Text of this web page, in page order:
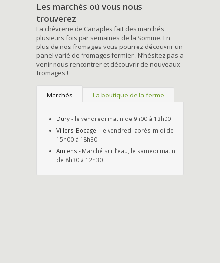
Les marchés où vous nous
trouverez
La chèvrerie de Canaples fait des marchés
plusieurs fois par semaines de la Somme. En
plus de nos fromages vous pourrez découvrir un
panel varié de fromages fermier . N’hésitez pas a
venir nous rencontrer et découvrir de nouveaux
fromages !
Marchés La boutique de la ferme
Dury- le vendredi matin de 9h00 à 13h00
Villers-Bocage - le vendredi après-midi de
15h00 à 18h30
Amiens - Marché sur l’eau, le samedi matin
de 8h30 à 12h30